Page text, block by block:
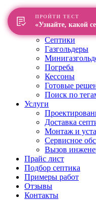
Главная
О компании
Септики
Газгольдеры
Погреба
Кессоны
Готовые
Поиск по
Услуги
Доставка
Монтаж и
Сервисное
Вызов
Прайс лист
Подбор септика
Примеры работ
Отзывы
Контакты
ПРОЙТИ ТЕСТ
«Узнайте, какой